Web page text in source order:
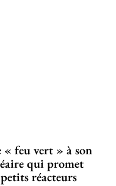
« feu vert » à son
qui promet
réacteurs